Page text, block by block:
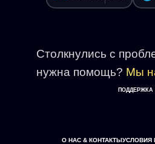
Столкнулись с
нужна помощь? Мы
ПОДДЕРЖКА
О НАС & КОНТАКТЫУСЛОВИЯ